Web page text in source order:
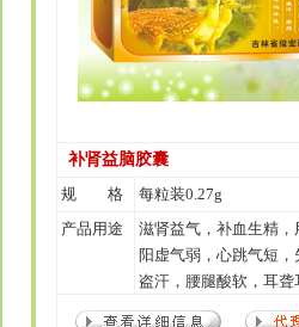
补肾益脑胶囊
规 格
每粒装0.27g
产品用途
滋肾益气，补血生精，
阳虚气弱，心跳气短
盗汗，腰腿酸软，耳聋